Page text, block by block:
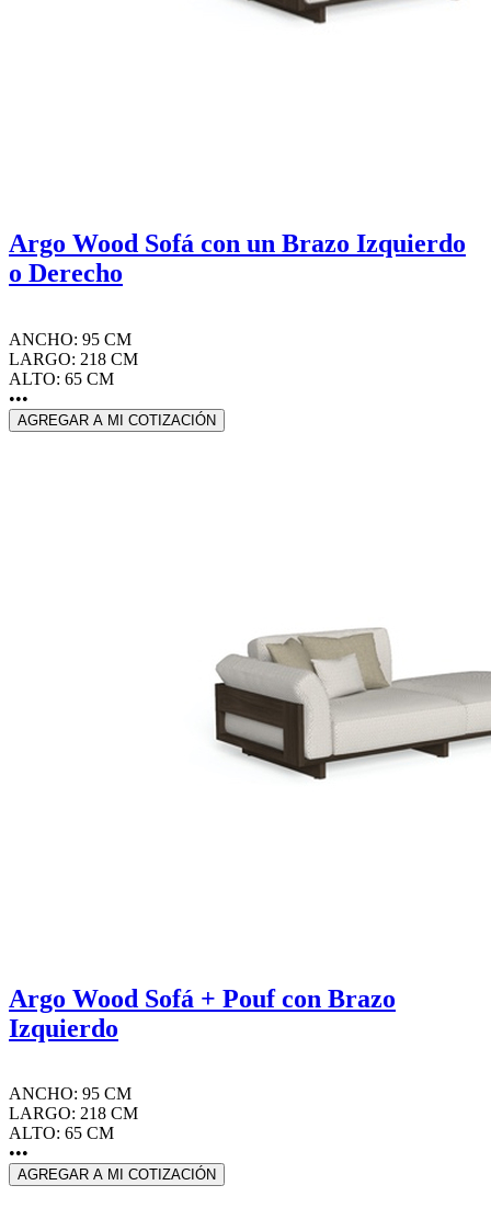
Argo Wood Sofá con un Brazo Izquierdo
o Derecho
ANCHO: 95 CM
LARGO: 218 CM
ALTO: 65 CM
•••
AGREGAR A MI COTIZACIÓN
Argo Wood Sofá + Pouf con Brazo
Izquierdo
ANCHO: 95 CM
LARGO: 218 CM
ALTO: 65 CM
•••
AGREGAR A MI COTIZACIÓN